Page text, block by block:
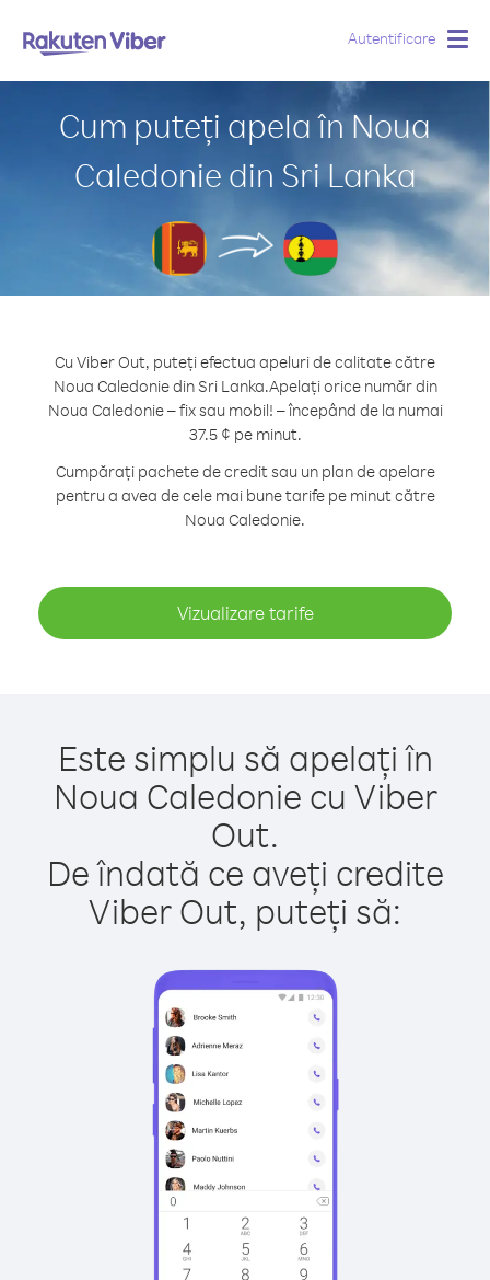
Autentificare
Cum puteți apela în Noua
Caledonie din Sri Lanka
Cu Viber Out, puteți efectua apeluri de calitate către
Noua Caledonie din Sri Lanka.Apelați orice număr din
Noua Caledonie – fix sau mobil! – începând de la numai
37.5 ¢ pe minut.
Cumpărați pachete de credit sau un plan de apelare
pentru a avea de cele mai bune tarife pe minut către
Noua Caledonie.
Vizualizare tarife
Este simplu să apelați în
Noua Caledonie cu Viber
Out.
De îndată ce aveți credite
Viber Out, puteți să: